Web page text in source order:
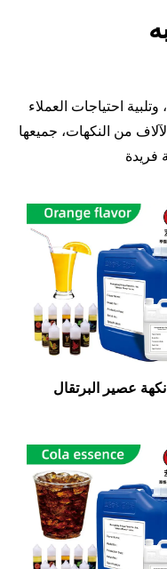
احتياجات العملاء
من النكهات، جميعها
نكهة عصير البرتقال